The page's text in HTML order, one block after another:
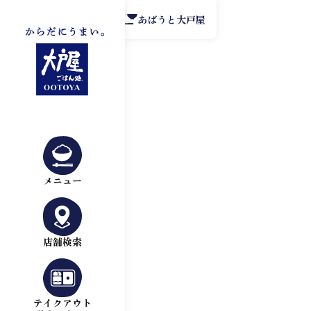
メニュー
店舗検索
テイクアウト
あばうと大戸屋